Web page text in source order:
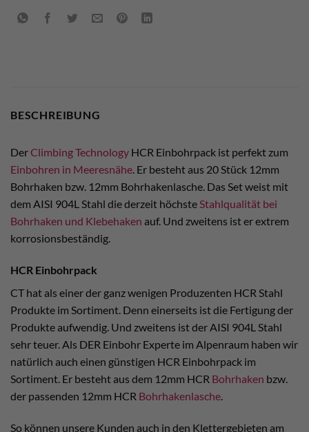
BESCHREIBUNG
DerClimbing Technology HCR Einbohrpack ist perfekt zum
Einbohren in Meeresnähe. Er besteht aus 20 Stück 12mm
Bohrhaken bzw. 12mm Bohrhakenlasche. Das Set weist mit
dem AISI 904L Stahl die derzeit höchsteStahlqualität bei
Bohrhaken und Klebehaken auf. Und zweitens ist er extrem
korrosionsbeständig.
HCR Einbohrpack
CT hat als einer der ganz wenigen Produzenten HCR Stahl
Produkte im Sortiment. Denn einerseits ist die Fertigung der
Produkte aufwendig. Und zweitens ist der AISI 904L Stahl
sehr teuer. Als DER Einbohr Experte im Alpenraum haben wir
natürlich auch einen günstigen HCR Einbohrpack im
Sortiment. Er besteht aus dem 12mm HCR Bohrhaken bzw.
der passenden 12mm HCR Bohrhakenlasche.
So können unsere Kunden auch in den Klettergebieten am